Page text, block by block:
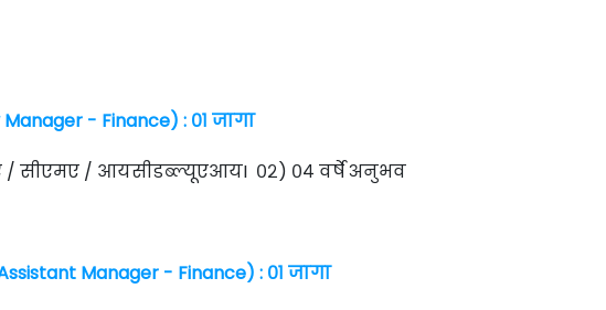
- Finance) : ०१ जागा
/ सीएमए / आयसीडब्ल्यूएआयI ०२) ०४ वर्षे अनुभव
Manager - Finance) : ०१ जागा